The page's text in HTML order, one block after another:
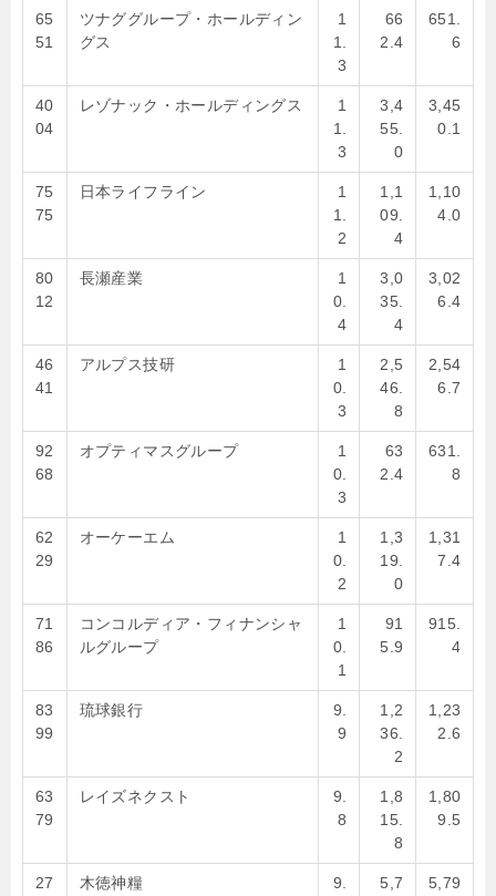
65
51
ツナググループ・ホールディン
グス
1
1.
3
66
2.4
651.
6
40
04
レゾナック・ホールディングス
1
1.
3
3,4
55.
0
3,45
0.1
75
75
日本ライフライン
1
1.
2
1,1
09.
4
1,10
4.0
80
12
長瀬産業
1
0.
4
3,0
35.
4
3,02
6.4
46
41
アルプス技研
1
0.
3
2,5
46.
8
2,54
6.7
92
68
オプティマスグループ
1
0.
3
63
2.4
631.
8
62
29
オーケーエム
1
0.
2
1,3
19.
0
1,31
7.4
71
86
コンコルディア・フィナンシャ
ルグループ
1
0.
1
91
5.9
915.
4
83
99
琉球銀行
9.
9
1,2
36.
2
1,23
2.6
63
79
レイズネクスト
9.
8
1,8
15.
8
1,80
9.5
27
木徳神糧
9.
5,7
5,79